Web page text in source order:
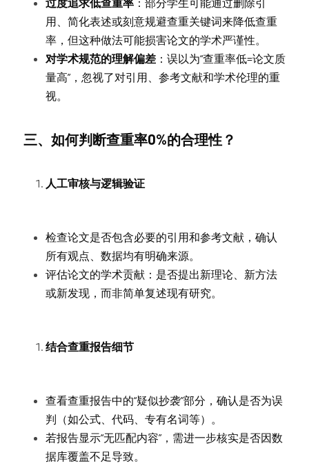
用、简化表述或刻意规避查重关键词来降低查重
率，但这种做法可能损害论文的学术严谨性。
对学术规范的理解偏差 ：误以为“查重率低=论文质
量高”，忽视了对引用、参考文献和学术伦理的重
视。
三、如何判断查重率0%的合理性？
人工审核与逻辑验证
检查论文是否包含必要的引用和参考文献，确认
所有观点、数据均有明确来源。
评估论文的学术贡献：是否提出新理论、新方法
或新发现，而非简单复述现有研究。
结合查重报告细节
查看查重报告中的“疑似抄袭”部分，确认是否为误
判（如公式、代码、专有名词等）。
若报告显示“无匹配内容”，需进一步核实是否因数
据库覆盖不足导致。